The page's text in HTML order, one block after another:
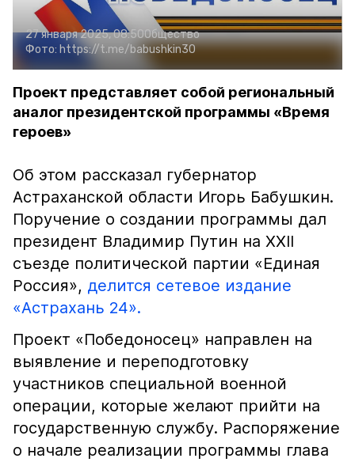
27 января 2025, 08:50Общество
Фото: https://t.me/babushkin30
Проект представляет собой региональный
аналог президентской программы «Время
героев»
Об этом рассказал губернатор
Астраханской области Игорь Бабушкин.
Поручение о создании программы дал
президент Владимир Путин на XXII
съезде политической партии «Единая
Россия», делится сетевое издание
«Астрахань 24».
Проект «Победоносец» направлен на
выявление и переподготовку
участников специальной военной
операции, которые желают прийти на
государственную службу. Распоряжение
о начале реализации программы глава